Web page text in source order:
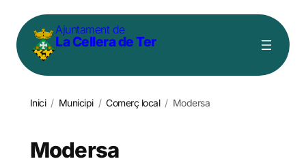
contingut
Ajuntament de
La Cellera de Ter
Inici / Municipi / Comerç local / Modersa
Modersa